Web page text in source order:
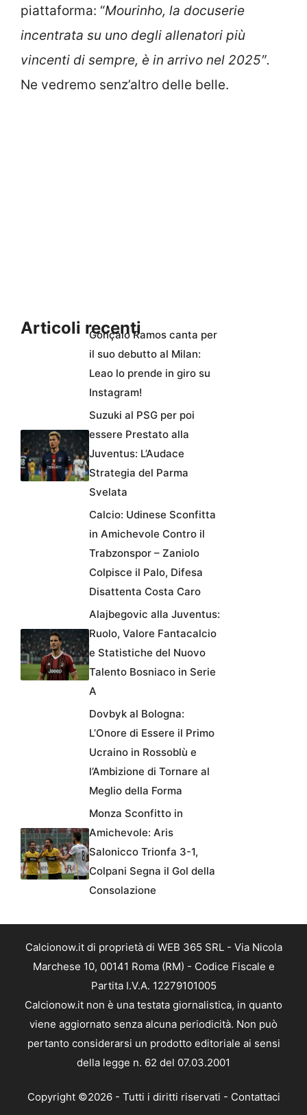
piattaforma: “Mourinho, la docuserie
incentrata su uno degli allenatori più
vincenti di sempre, è in arrivo nel 2025″.
Ne vedremo senz’altro delle belle.
Articoli recentiGonçalo Ramos canta per
il suo debutto al Milan:
Leao lo prende in giro su
Instagram!
Suzuki al PSG per poi
essere Prestato alla
Juventus: L’Audace
Strategia del Parma
Svelata
Calcio: Udinese Sconfitta
in Amichevole Contro il
Trabzonspor – Zaniolo
Colpisce il Palo, Difesa
Disattenta Costa Caro
Alajbegovic alla Juventus:
Ruolo, Valore Fantacalcio
e Statistiche del Nuovo
Talento Bosniaco in Serie
A
Dovbyk al Bologna:
L’Onore di Essere il Primo
Ucraino in Rossoblù e
l’Ambizione di Tornare al
Meglio della Forma
Monza Sconfitto in
Amichevole: Aris
Salonicco Trionfa 3-1,
Colpani Segna il Gol della
Consolazione
Calcionow.it di proprietà di WEB 365 SRL - Via Nicola
Marchese 10, 00141 Roma (RM) - Codice Fiscale e
Partita I.V.A. 12279101005
Calcionow.it non è una testata giornalistica, in quanto
viene aggiornato senza alcuna periodicità. Non può
pertanto considerarsi un prodotto editoriale ai sensi
della legge n. 62 del 07.03.2001
Copyright ©2026 - Tutti i diritti riservati - Contattaci